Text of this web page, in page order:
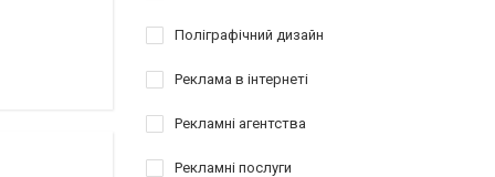
Поліграфічний дизайн
Реклама в інтернеті
Рекламні агентства
Рекламні послуги